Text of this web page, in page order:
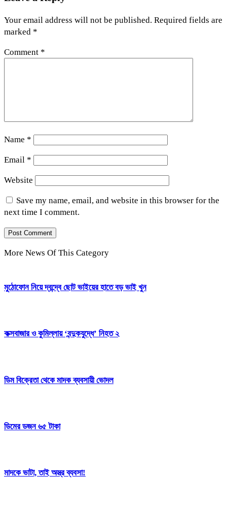
Your email address will not be published. Required fields are
marked *
Comment *
Name *
Email *
Website
Save my name, email, and website in this browser for the
next time I comment.
More News Of This Category
মুঠোফোন নিয়ে দ্বন্দ্বে ছোট ভাইয়ের হাতে বড় ভাই খুন
কক্সবাজার ও কুমিল্লায় ‘বন্দুকযুদ্ধে’ নিহত ২
ডিম বিক্রেতা থেকে মাদক ব্যবসায়ী ভোদল
ডিমের ডজন ৬৫ টাকা
মাদকে ভাটা, তাই অস্ত্র ব্যবসা!